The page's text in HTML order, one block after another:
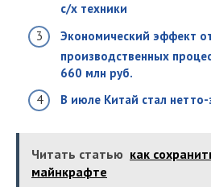
с/х техники
Экономический эффект
производственных
660 млн руб.
В июле Китай стал
Читать статью как
майнкрафте